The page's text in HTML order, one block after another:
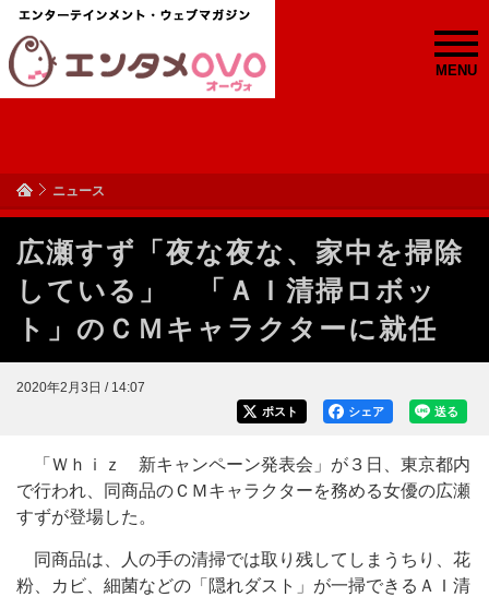
MENU
ニュース
広瀬すず「夜な夜な、家中を掃除
している」 「ＡＩ清掃ロボッ
ト」のＣＭキャラクターに就任
2020年2月3日 / 14:07
送る
シェア
ポスト
「Ｗｈｉｚ 新キャンペーン発表会」が３日、東京都内
で行われ、同商品のＣＭキャラクターを務める女優の広瀬
すずが登場した。
同商品は、人の手の清掃では取り残してしまうちり、花
粉、カビ、細菌などの「隠れダスト」が一掃できるＡＩ清